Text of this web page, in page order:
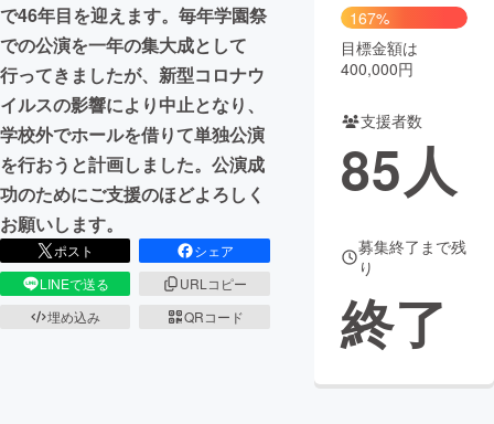
CAMPFIRE for Social Good
CAMPFIRE Creation
CAMPFIREふるさと納税machi-ya コミュニティ
で46年目を迎えます。毎年学園祭
での公演を一年の集大成として
行ってきましたが、新型コロナウ
イルスの影響により中止となり、
学校外でホールを借りて単独公演
を行おうと計画しました。公演成
功のためにご支援のほどよろしく
お願いします。
ポスト
シェア
LINEで送る
URLコピー
埋め込み
QRコード
167%
目標金額は
400,000円
支援者数
85人
募集終了まで残
り
終了